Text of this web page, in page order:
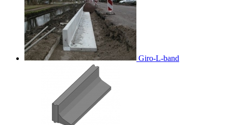
Giro-L-band